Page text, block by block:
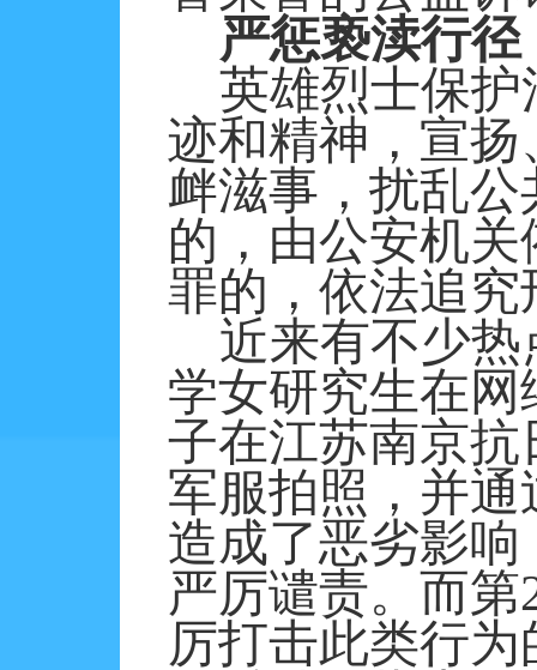
严惩亵渎行径
英雄烈士保护
迹和精神，宣
衅滋事，扰乱
的，由公安机
罪的，依法追究
近来有不少
学女研究生在
子在江苏南京
军服拍照，并
造成了恶劣影
严厉谴责。而第
厉打击此类行